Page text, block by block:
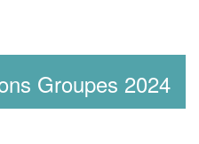
Groupes 2024